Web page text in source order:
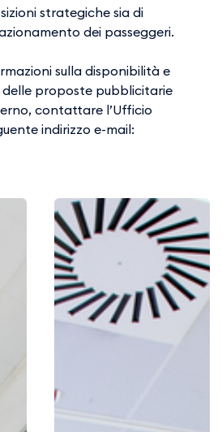
strategiche sia di
dei passeggeri.
sulla disponibilità e
proposte pubblicitarie
contattare l’Ufficio
indirizzo e-mail: